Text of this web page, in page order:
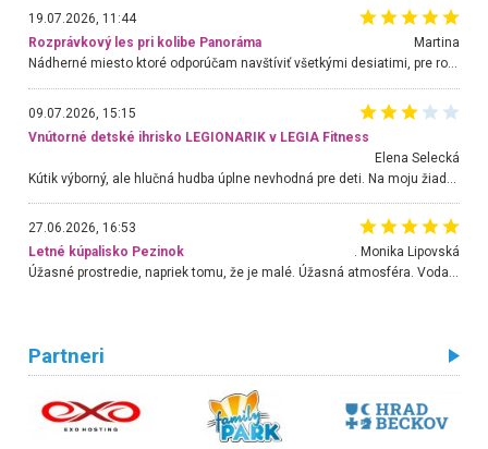
19.07.2026, 11:44
Rozprávkový les pri kolibe Panoráma
Martina
Nádherné miesto ktoré odporúčam navštíviť všetkými desiatimi, pre rodiny s deťmi, dôchodcom... Proste a jednoducho ozaj rozprávkový les.. určite ešte prídeme. Odniesli sme si na pamiatku krásne tričká,
09.07.2026, 15:15
Vnútorné detské ihrisko LEGIONARIK v LEGIA Fitness
Elena Selecká
27.06.2026, 16:53
Letné kúpalisko Pezinok
. Monika Lipovská
Úžasné prostredie, napriek tomu, že je malé. Úžasná atmosféra. Voda fantastická a nádherná. Ľudí je pomerne veľa, ale su mili a ohľaduplní. Je veľmi zaujímavé sledovať, ako dokážu spolu športovať cudzí ľudia a bez ohľadu na vek. Vládne tu pohoda. Vnuka neviem dostať z vody. Ďakujem za krásny deň . Urcite sa sem vrátim. Jediný problém je s parkovaním, ale aj ten sa mi podarilo vyriešiť. Monika Bratislava
Partneri